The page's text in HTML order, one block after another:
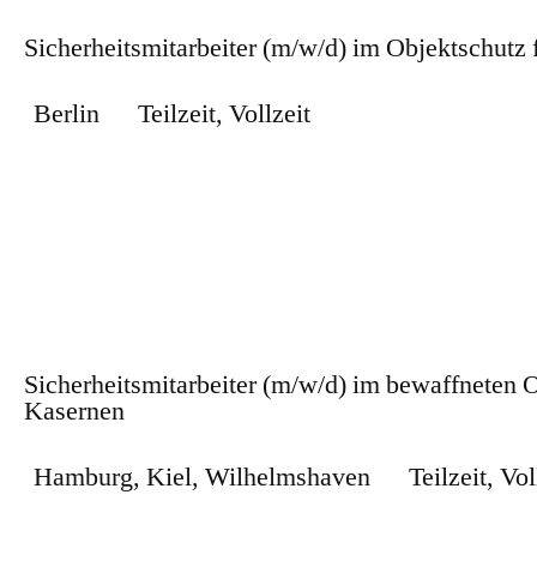
Sicherheitsmitarbeiter (m/w/d) im
Berlin
Teilzeit, Vollzeit
Sicherheitsmitarbeiter (m/w/d) im bewaffneten
Kasernen
Hamburg, Kiel, Wilhelmshaven Teilzeit,